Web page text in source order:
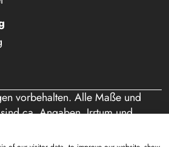
vorbehalten. Alle Maße und
ca. Angaben. Irrtum und
Unser Angebot richtet sich
im Sinne des § 14